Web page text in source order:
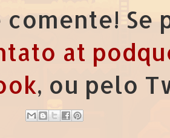
comente!
at
, ou pelo